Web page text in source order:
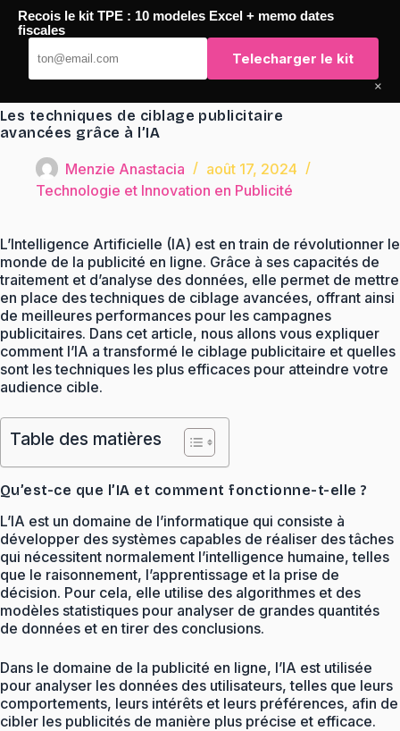
Passer
contenu
TaqTaq
Les techniques de ciblage publicitaire
avancées grâce à l’IA
Menzie Anastacia
août 17, 2024
Technologie et Innovation en Publicité
L’Intelligence Artificielle (IA) est en train de révolutionner le
monde de la publicité en ligne. Grâce à ses capacités de
traitement et d’analyse des données, elle permet de mettre
en place des techniques de ciblage avancées, offrant ainsi
de meilleures performances pour les campagnes
publicitaires. Dans cet article, nous allons vous expliquer
comment l’IA a transformé le ciblage publicitaire et quelles
sont les techniques les plus efficaces pour atteindre votre
audience cible.
Table des matières
Qu’est-ce que l’IA et comment fonctionne-t-elle ?
L’IA est un domaine de l’informatique qui consiste à
développer des systèmes capables de réaliser des tâches
qui nécessitent normalement l’intelligence humaine, telles
que le raisonnement, l’apprentissage et la prise de
décision. Pour cela, elle utilise des algorithmes et des
modèles statistiques pour analyser de grandes quantités
de données et en tirer des conclusions.
Dans le domaine de la publicité en ligne, l’IA est utilisée
pour analyser les données des utilisateurs, telles que leurs
comportements, leurs intérêts et leurs préférences, afin de
cibler les publicités de manière plus précise et efficace.
Recois le kit TPE : 10 modeles Excel + memo dates
fiscales
Telecharger le kit
×